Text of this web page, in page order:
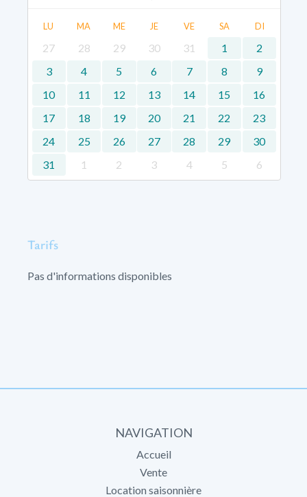
LU MA ME JE VE SA DI
27 28 29 30 31 1
2
3
4 5 6 7 8
9
10
11 12 13 14 15
16
17
18 19 20 21 22
23
24
25 26 27 28 29
30
31
1 2 3 4 5 6
Tarifs
Pas d'informations disponibles
NAVIGATION
Accueil
Vente
Location saisonnière